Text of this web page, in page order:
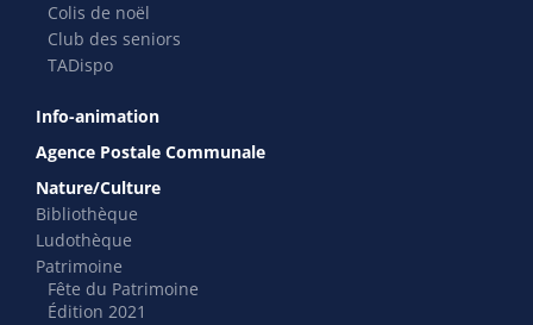
Colis de noël
Club des seniors
TADispo
Info-animation
Agence Postale Communale
Nature/Culture
Bibliothèque
Ludothèque
Patrimoine
Fête du Patrimoine
Édition 2021